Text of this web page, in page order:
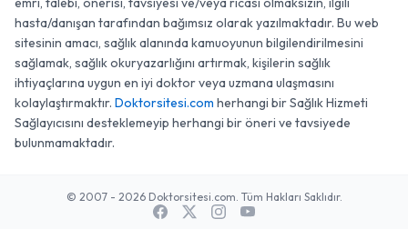
hasta/danışan tarafından bağımsız olarak yazılmaktadır. Bu web
sitesinin amacı, sağlık alanında kamuoyunun bilgilendirilmesini
sağlamak, sağlık okuryazarlığını artırmak, kişilerin sağlık
ihtiyaçlarına uygun en iyi doktor veya uzmana ulaşmasını
kolaylaştırmaktır. Doktorsitesi.com herhangi bir Sağlık Hizmeti
Sağlayıcısını desteklemeyip herhangi bir öneri ve tavsiyede
bulunmamaktadır.
© 2007 - 2026 Doktorsitesi.com. Tüm Hakları Saklıdır.